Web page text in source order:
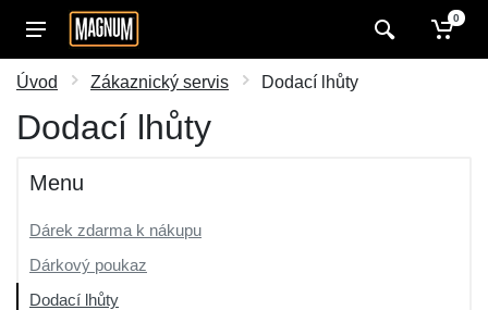
0
Úvod Zákaznický servis Dodací lhůty
Dodací lhůty
Menu
Dárek zdarma k nákupu
Dárkový poukaz
Dodací lhůty